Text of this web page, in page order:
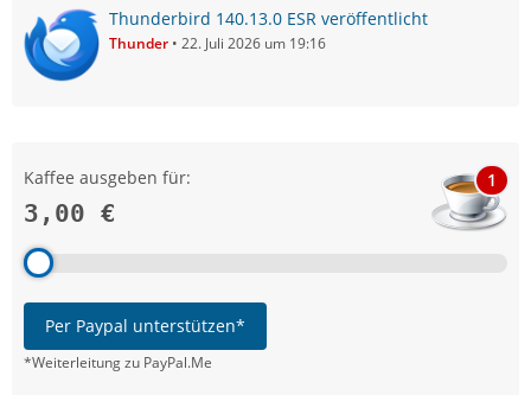
Thunderbird 140.13.0 ESR veröffentlicht
Thunder 22. Juli 2026 um 19:16
Kaffee ausgeben für:
3,00 €
1
Per Paypal unterstützen*
*Weiterleitung zu PayPal.Me